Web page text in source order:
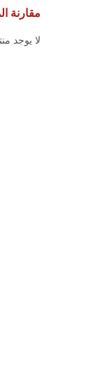
مقارنة
لا يوجد